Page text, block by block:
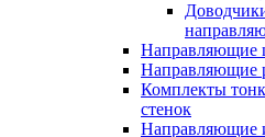
Направляющие
Направляющие
Комплекты
стенок
Направляющие